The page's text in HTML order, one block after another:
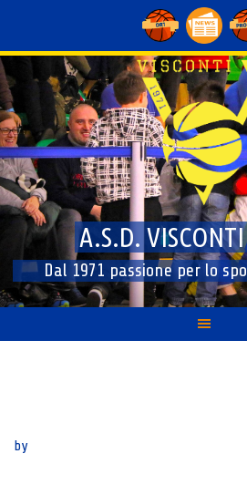
content
A.S.D.
Dal 1971 passione per lo
by